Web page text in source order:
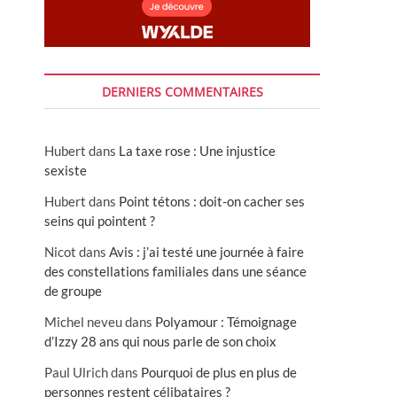
DERNIERS COMMENTAIRES
Hubert dans La taxe rose : Une injustice
sexiste
Hubert dans Point tétons : doit-on cacher ses
seins qui pointent ?
Nicot dans Avis : j’ai testé une journée à faire
des constellations familiales dans une séance
de groupe
Michel neveudans Polyamour : Témoignage
d’Izzy 28 ans qui nous parle de son choix
Paul Ulrichdans Pourquoi de plus en plus de
personnes restent célibataires ?